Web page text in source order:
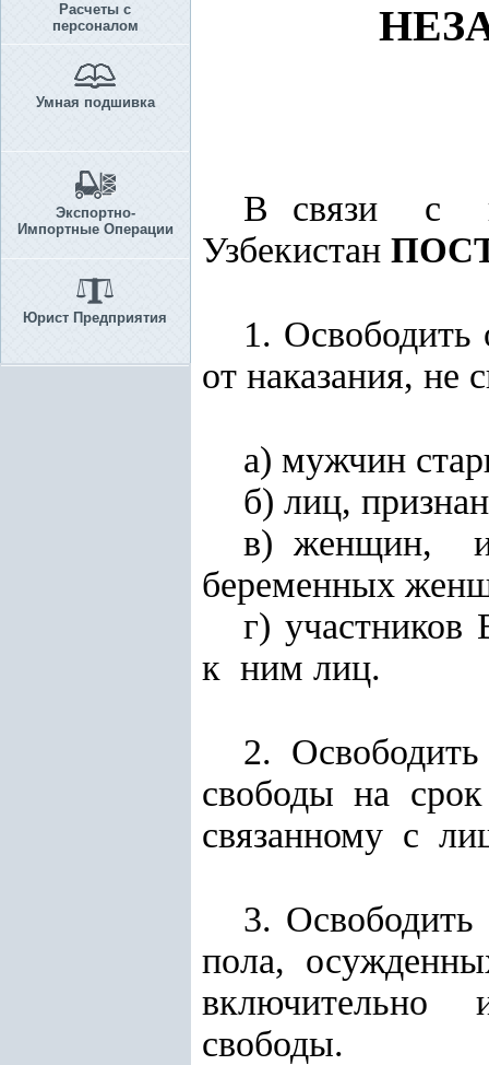
Расчеты с
персоналом
Умная подшивка
Экспортно-
Импортные Операции
Юрист Предприятия
В связи с
Узбекистан
1.
от наказания, не
а) мужчин
б) лиц,
в) женщин,
беременных
г)
к ним лиц.
2.
свободы на
связанному с
3.
пола,
включительно
свободы.